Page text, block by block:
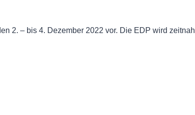
2. – bis 4. Dezember 2022 vor. Die EDP wird zeitnah